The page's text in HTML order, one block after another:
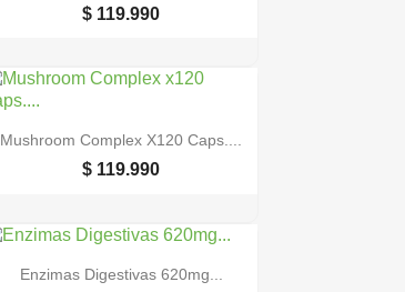
$ 119.990
 Vista rápida
Mushroom Complex X120 Caps....
$ 119.990
 Vista rápida
Enzimas Digestivas 620mg...